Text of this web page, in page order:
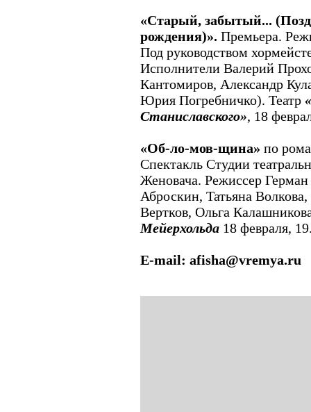
«Старый, забытый...
рождения)». Премьера.
Под руководством
Исполнители Валерий
Кантомиров, Александр
Юрия Погребничко). Театр
Станиславского», 18
«Об-ло-мов-щина» по
Спектакль Студии
Женовача. Режиссер
Аброскин, Татьяна
Вертков, Ольга
Мейерхольда 18 февраля,
E-mail: afisha@vremya.ru